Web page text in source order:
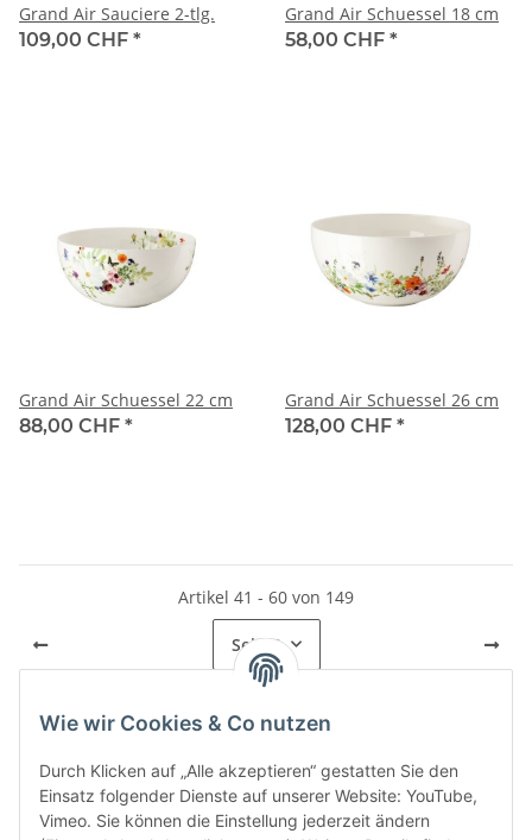
Grand Air Sauciere 2-tlg.
109,00 CHF *
Grand Air Schuessel 18 cm
58,00 CHF *
Grand Air Schuessel 22 cm
88,00 CHF *
Grand Air Schuessel 26 cm
128,00 CHF *
Artikel 41 - 60 von 149
Seite3
Kategorien
Wie wir Cookies & Co nutzen
Durch Klicken auf „Alle akzeptieren“ gestatten Sie den
Einsatz folgender Dienste auf unserer Website: YouTube,
Vimeo. Sie können die Einstellung jederzeit ändern